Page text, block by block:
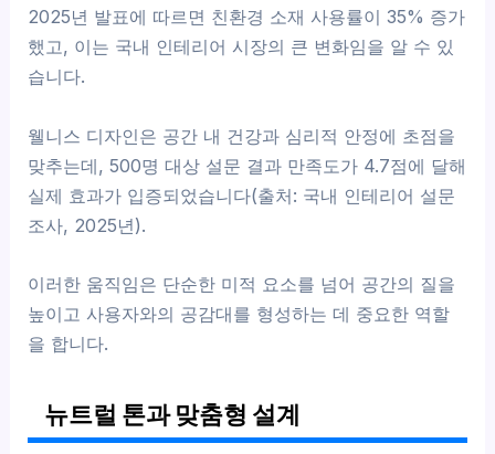
2025년 발표에 따르면 친환경 소재 사용률이 35% 증가
했고, 이는 국내 인테리어 시장의 큰 변화임을 알 수 있
습니다.
웰니스 디자인은 공간 내 건강과 심리적 안정에 초점을
맞추는데, 500명 대상 설문 결과 만족도가 4.7점에 달해
실제 효과가 입증되었습니다(출처: 국내 인테리어 설문
조사, 2025년).
이러한 움직임은 단순한 미적 요소를 넘어 공간의 질을
높이고 사용자와의 공감대를 형성하는 데 중요한 역할
을 합니다.
뉴트럴 톤과 맞춤형 설계